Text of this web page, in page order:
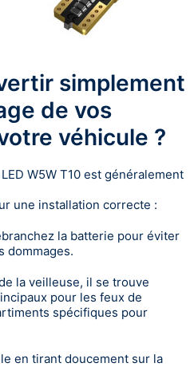
simplement
de vos
véhicule ?
W5W T10 est généralement
une installation correcte :
la batterie pour éviter
dommages.
la veilleuse, il se trouve
pour les feux de
spécifiques pour
en tirant doucement sur la